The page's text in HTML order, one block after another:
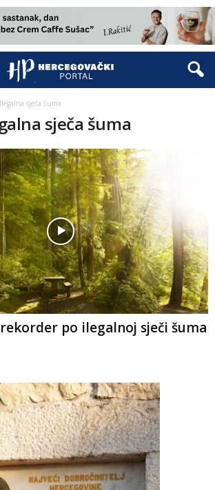
Ilegalna sječa šuma
sječa šuma
po ilegalnoj sječi šuma